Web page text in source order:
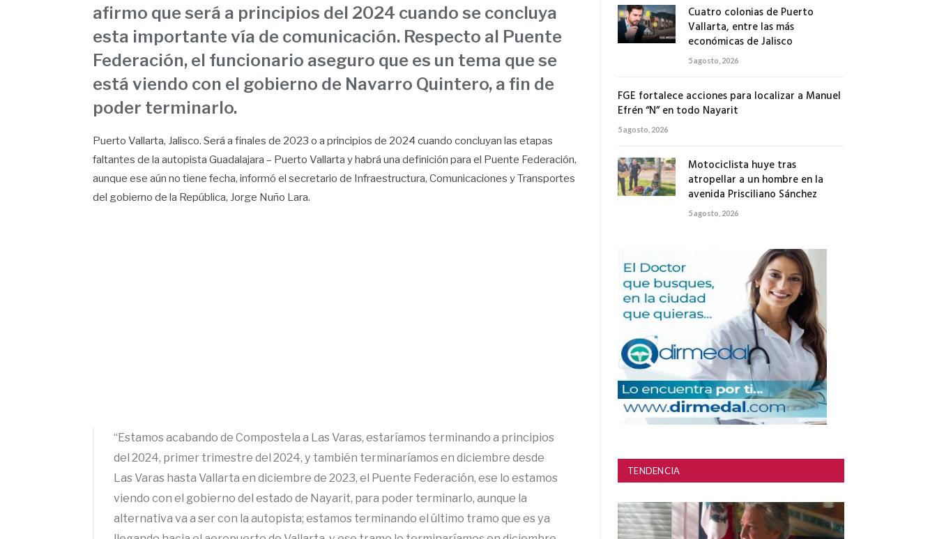
afirmo que será a principios del 2024 cuando se concluya
esta importante vía de comunicación. Respecto al Puente
Federación, el funcionario aseguro que es un tema que se
está viendo con el gobierno de Navarro Quintero, a fin de
poder terminarlo.
Puerto Vallarta, Jalisco. Será a finales de 2023 o a principios de 2024 cuando concluyan las etapas
faltantes de la autopista Guadalajara – Puerto Vallarta y habrá una definición para el Puente Federación,
aunque ese aún no tiene fecha, informó el secretario de Infraestructura, Comunicaciones y Transportes
del gobierno de la República, Jorge Nuño Lara.
“Estamos acabando de Compostela a Las Varas, estaríamos terminando a principios
del 2024, primer trimestre del 2024, y también terminaríamos en diciembre desde
Las Varas hasta Vallarta en diciembre de 2023, el Puente Federación, ese lo estamos
viendo con el gobierno del estado de Nayarit, para poder terminarlo, aunque la
alternativa va a ser con la autopista; estamos terminando el último tramo que es ya
Cuatro colonias de Puerto
Vallarta, entre las más
económicas de Jalisco
5 agosto, 2026
FGE fortalece acciones para localizar a Manuel
Efrén “N” en todo Nayarit
5 agosto, 2026
Motociclista huye tras
atropellar a un hombre en la
avenida Prisciliano Sánchez
5 agosto, 2026
TENDENCIA